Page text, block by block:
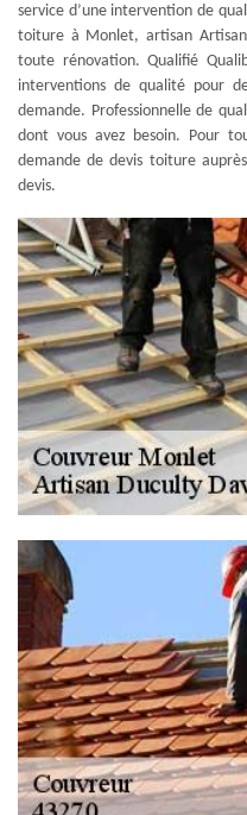
service d’une intervention de
toiture à Monlet, artisan
toute rénovation. Qualifié
interventions de qualité pour
demande. Professionnelle de
dont vous avez besoin. Pour
demande de devis toiture
devis.